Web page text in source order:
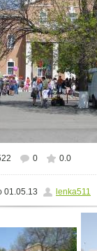
размере 1500x916
0 0.0
01.05.13 lenka511